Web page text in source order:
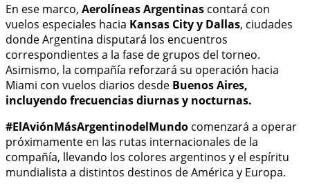
En ese marco, Aerolíneas Argentinas contará con
vuelos especiales hacia Kansas City y Dallas, ciudades
donde Argentina disputará los encuentros
correspondientes a la fase de grupos del torneo.
Asimismo, la compañía reforzará su operación hacia
Miami con vuelos diarios desde Buenos Aires,
incluyendo frecuencias diurnas y nocturnas.
#ElAviónMásArgentinodelMundo comenzará a operar
próximamente en las rutas internacionales de la
compañía, llevando los colores argentinos y el espíritu
mundialista a distintos destinos de América y Europa.